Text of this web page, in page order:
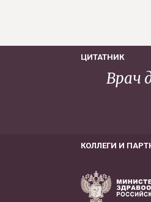
ЦИТАТНИК
Врач
КОЛЛЕГИ И